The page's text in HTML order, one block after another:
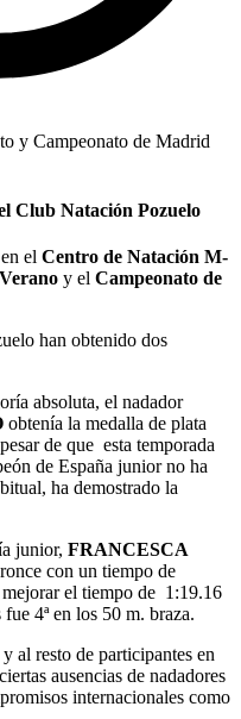
Club Natación Pozuelo
el Centro de Natación M-
y el Campeonato de
han obtenido dos
absoluta, el nadador
obtenía la medalla de plata
de que esta temporada
de España junior no ha
ha demostrado la
junior, FRANCESCA
con un tiempo de
el tiempo de 1:19.16
4ª en los 50 m. braza.
al resto de participantes en
ausencias de nadadores
internacionales como